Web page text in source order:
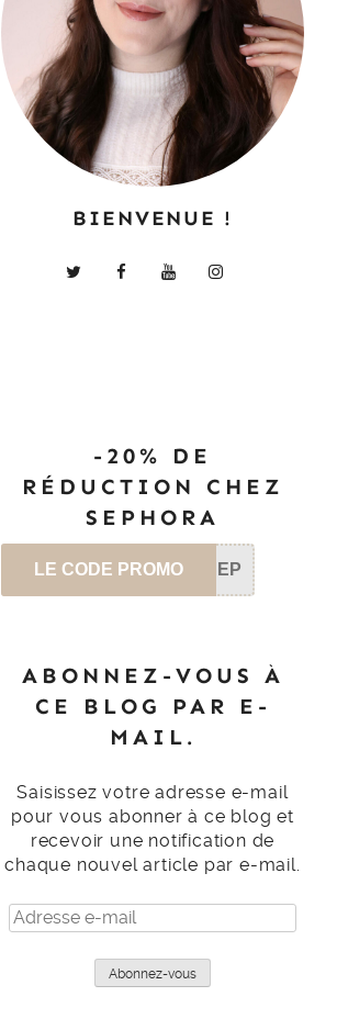
BIENVENUE !
-20% DE
RÉDUCTION CHEZ
SEPHORA
LE CODE PROMO SEP
ABONNEZ-VOUS À
CE BLOG PAR E-
MAIL.
Saisissez votre adresse e-mail
pour vous abonner à ce blog et
recevoir une notification de
chaque nouvel article par e-mail.
Adresse
e-
Abonnez-vous